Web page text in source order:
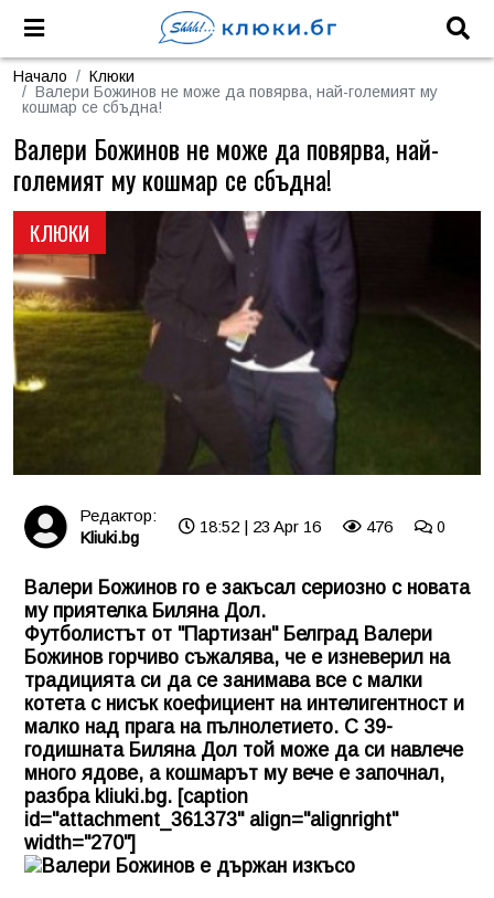
Начало
Клюки
Валери Божинов не може да повярва, най-големият му
кошмар се сбъдна!
КЛЮКИ
Валери Божинов не може да повярва, най-
големият му кошмар се сбъдна!
Редактор:
Kliuki.bg
18:52 | 23 Apr 16 476 0
Валери Божинов го е закъсал сериозно с новата
му приятелка Биляна Дол.
Футболистът от "Партизан" Белград Валери
Божиновгорчиво съжалява, че е изневерил на
традицията си да се занимава все с малки
котета с нисък коефициент на интелигентност и
малко над прага на пълнолетието. С 39-
годишната Биляна Дол той може да си навлече
много ядове, а кошмарът му вече е започнал,
разбра kliuki.bg. [caption
id="attachment_361373" align="alignright"
width="270"]